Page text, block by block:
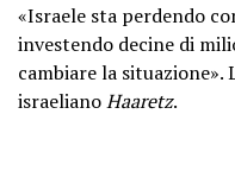
«Israele sta perdendo
investendo decine di
cambiare la
israelianoHaaretz.